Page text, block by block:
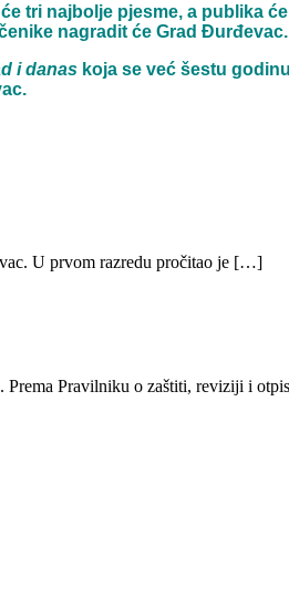
tri najbolje pjesme, a publika
nagradit će Grad Đurđevac.
i danas koja se već šestu
U prvom razredu pročitao je […]
Pravilniku o zaštiti, reviziji i